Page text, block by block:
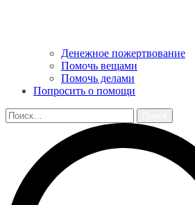
Денежное пожертвование
Помочь вещами
Помочь делами
Попросить о помощи
Найти: